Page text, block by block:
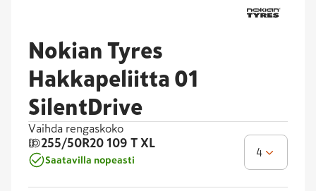
Nokian Tyres
Hakkapeliitta 01
SilentDrive
Vaihda rengaskoko
255/50R20 109 T XL
Saatavilla nopeasti
4